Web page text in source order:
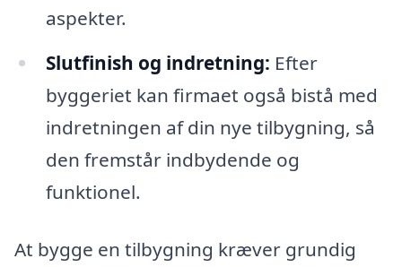
aspekter.
Slutfinish og indretning: Efter
byggeriet kan firmaet også bistå med
indretningen af din nye tilbygning, så
den fremstår indbydende og
funktionel.
At bygge en tilbygning kræver grundig